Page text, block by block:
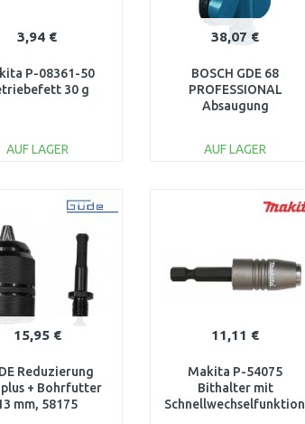
3,94 €
P-08361-50
30 g
AUF LAGER
38,07 €
BOSCH GDE 68
PROFESSIONAL
Absaugung
AUF LAGER
15,95 €
Reduzierung
plus + Bohrfutter
mm, 58175
11,11 €
Makita P-54075
Bithalter mit
Schnellwechselfunktion,